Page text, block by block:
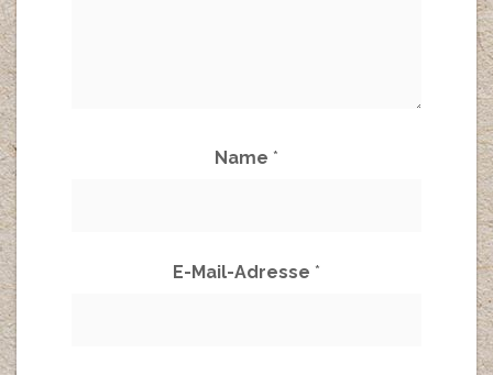
Name *
E-Mail-Adresse *